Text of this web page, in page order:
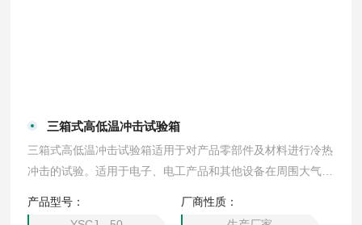
三箱式高低温冲击试验箱
三箱式高低温冲击试验箱适用于对产品零部件及材料进行冷热
冲击的试验。适用于电子、电工产品和其他设备在周围大气温
产品型号：
厂商性质：